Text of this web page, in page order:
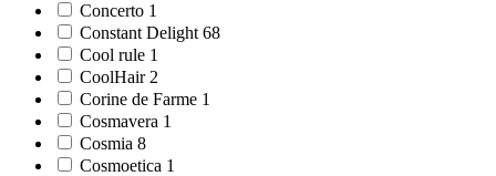
Concerto 1
Constant Delight 68
Cool rule 1
CoolHair 2
Corine de Farme 1
Cosmavera 1
Cosmia 8
Cosmoetica 1